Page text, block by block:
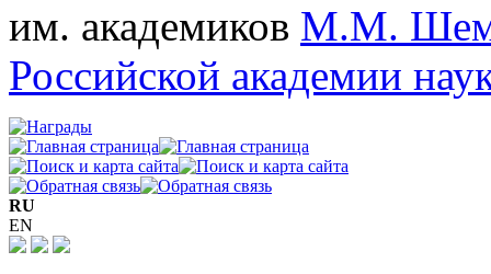
им. академиков М.М.
Российской академии
RU
EN